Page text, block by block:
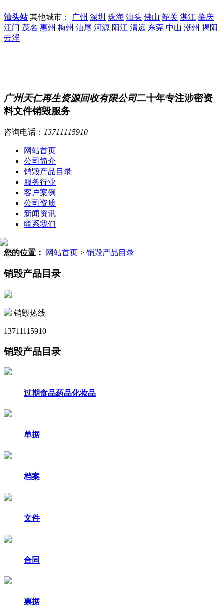
汕头站其他城市： 广州 深圳 珠海 汕头 佛山 韶关 湛江 肇庆
江门 茂名 惠州 梅州 汕尾 河源 阳江 清远 东莞 中山 潮州 揭阳
云浮
广州天仁再生资源回收有限公司二十年专注涉密资
料文件销毁服务
咨询电话： 13711115910
网站首页
公司简介
销毁产品目录
服务行业
客户案例
公司资质
新闻资讯
联系我们
您的位置： 网站首页 > 销毁产品目录
销毁产品目录
销毁热线
13711115910
销毁产品目录
过期食品药品化妆品
单据
档案
文件
合同
票据